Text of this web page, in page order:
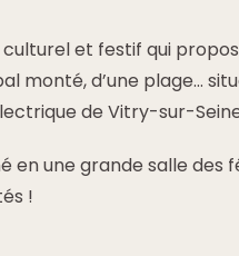
culturel et festif qui
monté, d’une plage…
de Vitry-sur-
en une grande salle des
!